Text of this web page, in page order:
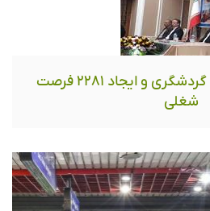
بهره‌برداری ١٨٣ طرح گردشگری و ایجاد ٢٢٨١ فرصت
شغلی